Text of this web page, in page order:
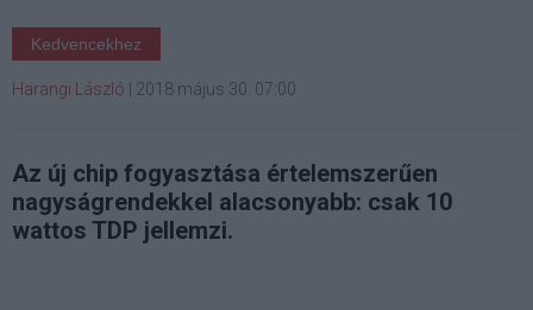
Kedvencekhez
Harangi László 2018 május 30. 07:00
Az új chip fogyasztása értelemszerűen
nagyságrendekkel alacsonyabb: csak 10
wattos TDP jellemzi.